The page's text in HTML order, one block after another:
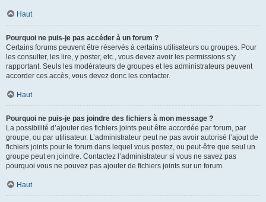
Haut
Pourquoi ne puis-je pas accéder à un forum ?
Certains forums peuvent être réservés à certains utilisateurs ou groupes. Pour
les consulter, les lire, y poster, etc., vous devez avoir les permissions s’y
rapportant. Seuls les modérateurs de groupes et les administrateurs peuvent
accorder ces accès, vous devez donc les contacter.
Haut
Pourquoi ne puis-je pas joindre des fichiers à mon message ?
La possibilité d’ajouter des fichiers joints peut être accordée par forum, par
groupe, ou par utilisateur. L’administrateur peut ne pas avoir autorisé l’ajout de
fichiers joints pour le forum dans lequel vous postez, ou peut-être que seul un
groupe peut en joindre. Contactez l’administrateur si vous ne savez pas
pourquoi vous ne pouvez pas ajouter de fichiers joints sur un forum.
Haut